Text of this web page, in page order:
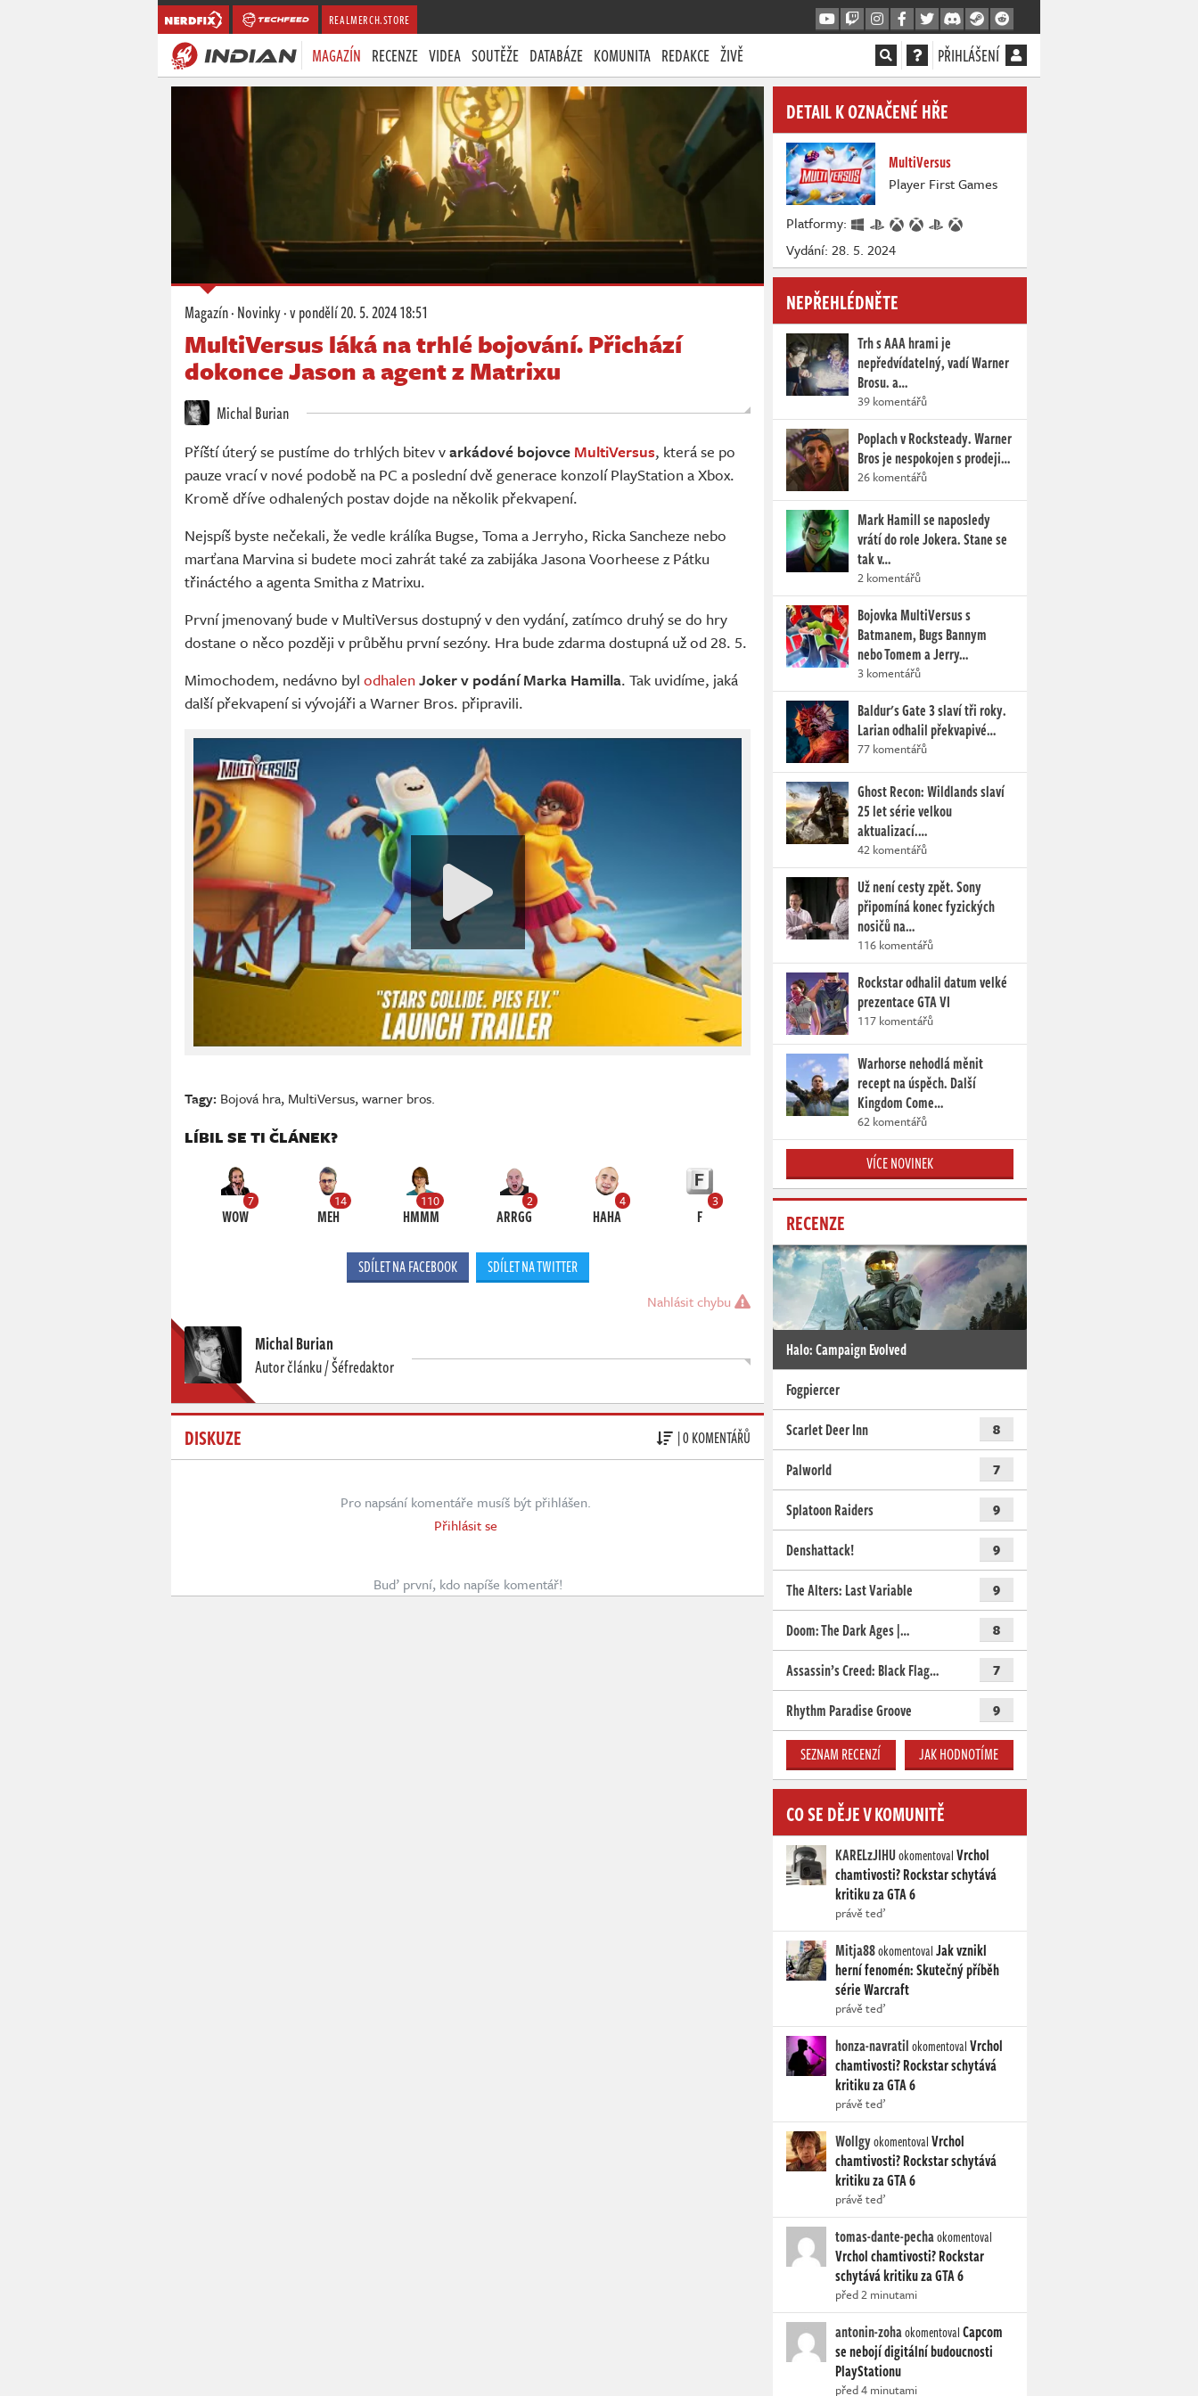
REALMERCH.STORE
MAGAZÍN RECENZE VIDEA SOUTĚŽE DATABÁZE KOMUNITA REDAKCE ŽIVĚ PŘIHLÁŠENÍ
Magazín·Novinky·v pondělí20. 5. 2024 18:51
MultiVersus láká na trhlé bojování. Přichází
dokonce Jason a agent z Matrixu
Michal Burian
Příští úterý se pustíme do trhlých bitev varkádové bojovce MultiVersus, která se po
pauze vrací v nové podobě na PC a poslední dvě generace konzolí PlayStation a Xbox.
Kromě dříve odhalených postav dojde na několik překvapení.
Nejspíš byste nečekali, že vedle králíka Bugse, Toma a Jerryho, Ricka Sancheze nebo
marťana Marvina si budete moci zahrát také za zabijáka Jasona Voorheese z Pátku
třináctého a agenta Smitha z Matrixu.
První jmenovaný bude v MultiVersus dostupný v den vydání, zatímco druhý se do hry
dostane o něco později v průběhu první sezóny. Hra bude zdarma dostupná už od 28. 5.
Mimochodem, nedávno byl odhalen Joker v podání Marka Hamilla. Tak uvidíme, jaká
další překvapení si vývojáři a Warner Bros. připravili.
Tagy: Bojová hra, MultiVersus,warner bros.
LÍBIL SE TI ČLÁNEK?
7
WOW
14
MEH
110
HMMM
2
ARRGG
4
HAHA
3
F
SDÍLET NA FACEBOOK SDÍLET NA TWITTER
Nahlásit chybu
Michal Burian
Autor článku / Šéfredaktor
DISKUZE | 0 KOMENTÁŘŮ
Pro napsání komentáře musíš být přihlášen.
Přihlásit se
Buď první, kdo napíše komentář!
DETAIL K OZNAČENÉ HŘE
MultiVersus
Player First Games
Platformy:
Vydání: 28. 5. 2024
NEPŘEHLÉDNĚTE
Trh s AAA hrami je
nepředvídatelný, vadí Warner
Brosu. a…
39 komentářů
Poplach v Rocksteady. Warner
Bros je nespokojen s prodeji…
26 komentářů
Mark Hamill se naposledy
vrátí do role Jokera. Stane se
tak v…
2 komentářů
Bojovka MultiVersus s
Batmanem, Bugs Bannym
nebo Tomem a Jerry…
3 komentářů
Baldur's Gate 3 slaví tři roky.
Larian odhalil překvapivé…
77 komentářů
Ghost Recon: Wildlands slaví
25 let série velkou
aktualizací.…
42 komentářů
Už není cesty zpět. Sony
připomíná konec fyzických
nosičů na…
116 komentářů
Rockstar odhalil datum velké
prezentace GTA VI
117 komentářů
Warhorse nehodlá měnit
recept na úspěch. Další
Kingdom Come…
62 komentářů
VÍCE NOVINEK
RECENZE
Halo: Campaign Evolved
Fogpiercer
Scarlet Deer Inn
8
Palworld 7
Splatoon Raiders 9
Denshattack! 9
The Alters: Last Variable 9
Doom: The Dark Ages |… 8
Assassin’s Creed: Black Flag… 7
Rhythm Paradise Groove 9
SEZNAM RECENZÍ JAK HODNOTÍME
CO SE DĚJE V KOMUNITĚ
KARELzJIHUokomentovalVrchol
chamtivosti? Rockstar schytává
kritiku za GTA 6
právě teď
Mitja88okomentovalJak vznikl
herní fenomén: Skutečný příběh
série Warcraft
právě teď
honza-navratilokomentovalVrchol
chamtivosti? Rockstar schytává
kritiku za GTA 6
právě teď
WollgyokomentovalVrchol
chamtivosti? Rockstar schytává
kritiku za GTA 6
právě teď
tomas-dante-pechaokomentoval
Vrchol chamtivosti? Rockstar
schytává kritiku za GTA 6
před 2 minutami
antonin-zohaokomentovalCapcom
se nebojí digitální budoucnosti
PlayStationu
před 4 minutami